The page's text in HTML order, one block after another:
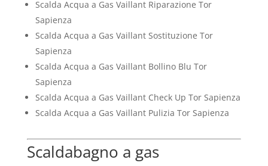
Scalda Acqua a Gas Vaillant Riparazione Tor
Sapienza
Scalda Acqua a Gas Vaillant Sostituzione Tor
Sapienza
Scalda Acqua a Gas Vaillant Bollino Blu Tor
Sapienza
Scalda Acqua a Gas Vaillant Check Up Tor Sapienza
Scalda Acqua a Gas Vaillant Pulizia Tor Sapienza
Scaldabagno a gas